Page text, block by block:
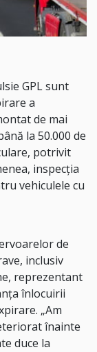
GPL sunt
a
de mai
la 50.000 de
potrivit
inspecția
vehiculele cu
de
inclusiv
reprezentant
înlocuirii
„Am
înainte
duce la